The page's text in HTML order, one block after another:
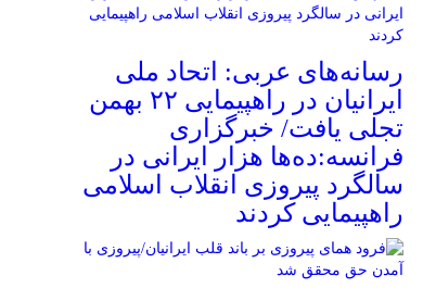
رسانه‌های عربی: اتحاد ملی
ایرانیان در راهپیمایی ۲۲ بهمن
تجلی یافت/ خبرگزاری
فرانسه:ده‌ها هزار ایرانی در
سالگرد پیروزی انقلاب اسلامی
راهپیمایی کردند